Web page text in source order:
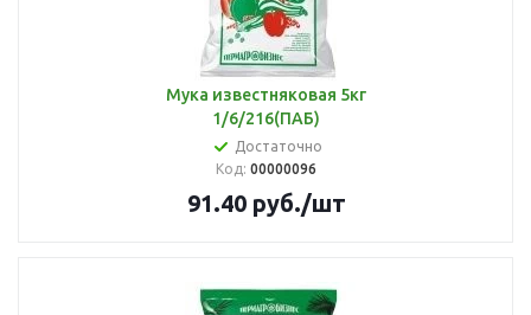
Мука известняковая 5кг
1/6/216(ПАБ)
Достаточно
Код: 00000096
91.40руб./шт